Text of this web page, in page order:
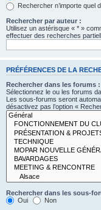
Rechercher n’importe quel
Rechercher par auteur :
Utilisez un astérisque « * »
effectuer des recherches
PRÉFÉRENCES DE LA
Rechercher dans les forums :
Sélectionnez le ou les forums
Les sous-forums seront
désactivez pas l’option «
Rechercher dans les sous-
Oui
Non